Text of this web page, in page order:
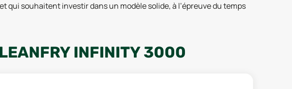
souhaitent investir dans un modèle solide, à l’épreuve du temps
INFINITY 3000